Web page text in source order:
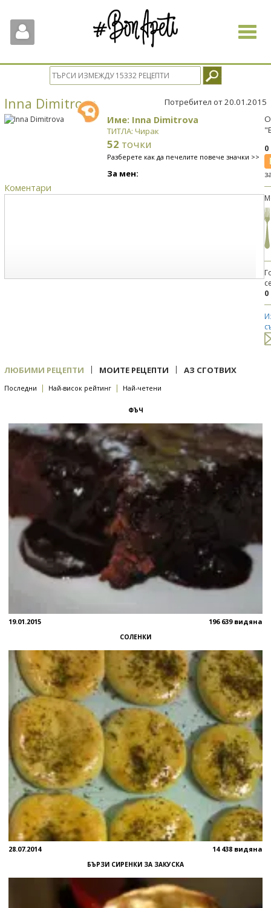
Toggle
Inna Dimitrova Потребител от 20.01.2015
Име: Inna Dimitrova
ТИТЛА: Чирак
52 точки
Разберете как да печелите повече значки >>
За мен:
Коментари
0
ЛЮБИМИ РЕЦЕПТИ | МОИТЕ РЕЦЕПТИ | АЗ СГОТВИХ
Последни | Най-висок рейтинг | Най-четени
ФЪЧ
19.01.2015 196 639 видяна
СОЛЕНКИ
28.07.2014 14 438 видяна
БЪРЗИ СИРЕНКИ ЗА ЗАКУСКА